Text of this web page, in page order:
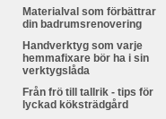
Materialval som förbättrar
din badrumsrenovering
Handverktyg som varje
hemmafixare bör ha i sin
verktygslåda
Från frö till tallrik - tips för
lyckad köksträdgård